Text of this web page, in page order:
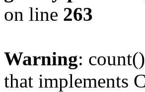
on line 263
Warning:
that implements